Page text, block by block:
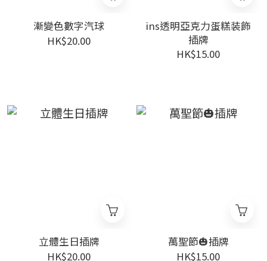
漸變色數字汽球
HK$20.00
ins透明亞克力蛋糕装飾
插牌
HK$15.00
立體生日插牌
HK$20.00
萬聖節🎃插牌
HK$15.00